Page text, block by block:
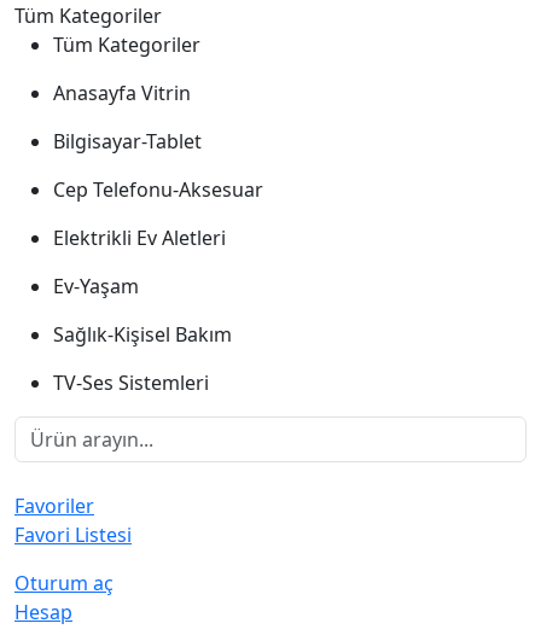
₺249,99.
Tüm Kategoriler
Tüm Kategoriler
Anasayfa Vitrin
Bilgisayar-Tablet
Cep Telefonu-Aksesuar
Elektrikli Ev Aletleri
Ev-Yaşam
Sağlık-Kişisel Bakım
TV-Ses Sistemleri
Favoriler
Favori Listesi
Oturum aç
Hesap